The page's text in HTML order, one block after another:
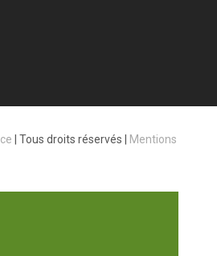
Tous droits réservés |
Mentions